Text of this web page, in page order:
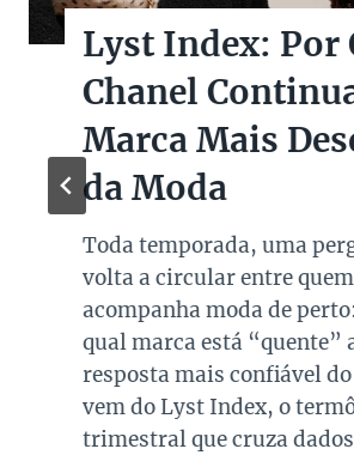
Lyst Index: Por
Chanel
Marca Mais
da Moda
Toda temporada, uma
volta a circular entre quem
acompanha moda de
qual marca está “quente”
resposta mais confiável
vem do Lyst Index, o
trimestral que cruza